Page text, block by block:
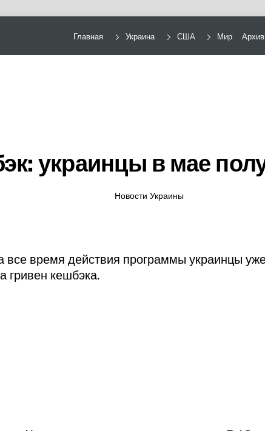
Главная Украина США Мир
украинцы в мае
Новости Украины
все время действия программы украинцы
гривен кешбэка.